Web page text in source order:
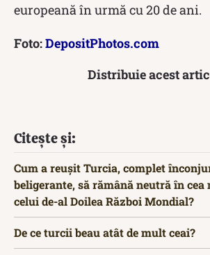
europeană în urmă cu 20 de ani.
Foto:DepositPhotos.com
Distribuie acest
Citește și:
Cum a reușit Turcia, complet
beligerante, să rămână neutră în cea
celui de-al Doilea Război Mondial?
De ce turcii beau atât de mult ceai?